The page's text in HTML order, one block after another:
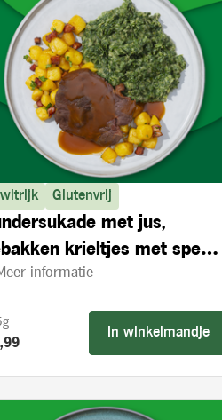
Glutenvrij
met jus,
krieltjes met spek,
andijvie à la crème
informatie
prijs:
In winkelmandje